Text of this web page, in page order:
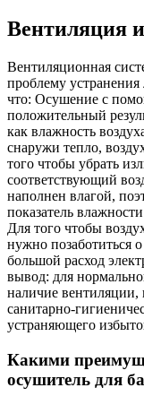
Вентиляция
Вентиляционная
проблему
что: Осушение с
положительный
как влажность
снаружи тепло,
того чтобы убрать
соответствующий
наполнен влагой,
показатель
Для того чтобы
нужно позаботиться
большой расход
вывод: для
наличие вентиляции,
санитарно-
устраняющего
Какими
осушитель для